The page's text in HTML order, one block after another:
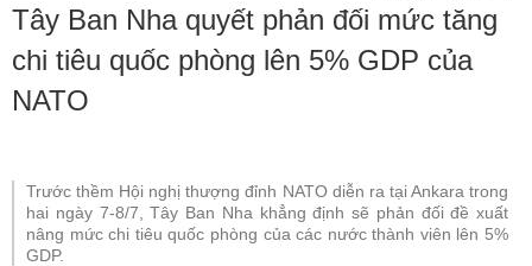
Tây Ban Nha quyết phản đối mức tăng
chi tiêu quốc phòng lên 5% GDP của
NATO
Trước thềm Hội nghị thượng đỉnh NATO diễn ra tại Ankara trong
hai ngày 7-8/7, Tây Ban Nha khẳng định sẽ phản đối đề xuất
nâng mức chi tiêu quốc phòng của các nước thành viên lên 5%
GDP.